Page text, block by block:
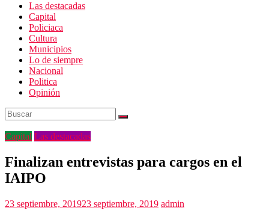
Las destacadas
Capital
Policiaca
Cultura
Municipios
Lo de siempre
Nacional
Politica
Opinión
Capital Las destacadas
Finalizan entrevistas para cargos en el
IAIPO
23 septiembre, 201923 septiembre, 2019 admin